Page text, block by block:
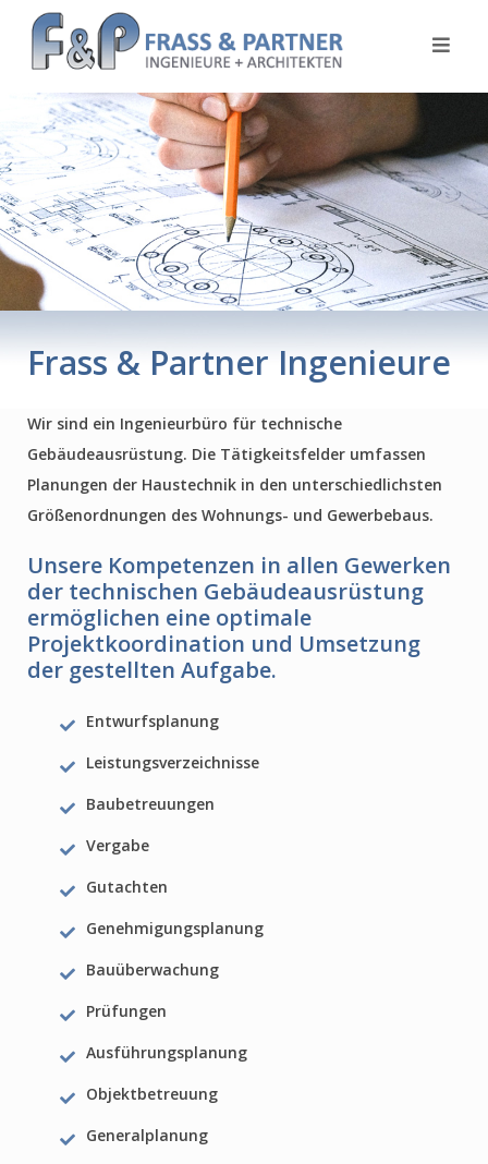
content
Frass & Partner Ingenieure
Wir sind ein Ingenieurbüro für technische
Gebäudeausrüstung. Die Tätigkeitsfelder umfassen
Planungen der Haustechnik in den unterschiedlichsten
Größenordnungen des Wohnungs- und Gewerbebaus.
Unsere Kompetenzen in allen Gewerken
der technischen Gebäudeausrüstung
ermöglichen eine optimale
Projektkoordination und Umsetzung
der gestellten Aufgabe.
Entwurfsplanung
Leistungsverzeichnisse
Baubetreuungen
Vergabe
Gutachten
Genehmigungsplanung
Bauüberwachung
Prüfungen
Ausführungsplanung
Objektbetreuung
Generalplanung